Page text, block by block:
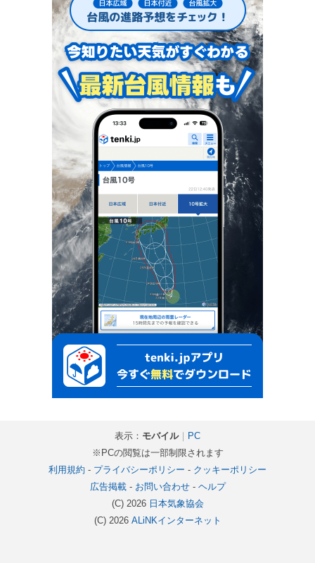
表示： モバイル｜
PC
※PCの閲覧は一部制限されます
利用規約 - プライバシーポリシー - クッキーポリシー
広告掲載- お問い合わせ- ヘルプ
(C) 2026 日本気象協会
(C) 2026 ALiNKインターネット